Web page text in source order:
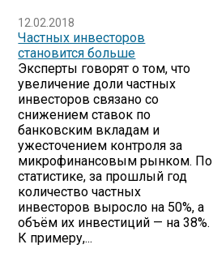
12.02.2018
Частных инвесторов
становится больше
Эксперты говорят о том, что
увеличение доли частных
инвесторов связано со
снижением ставок по
банковским вкладам и
ужесточением контроля за
микрофинансовым рынком. По
статистике, за прошлый год
количество частных
инвесторов выросло на 50%, а
объём их инвестиций — на 38%.
К примеру,...